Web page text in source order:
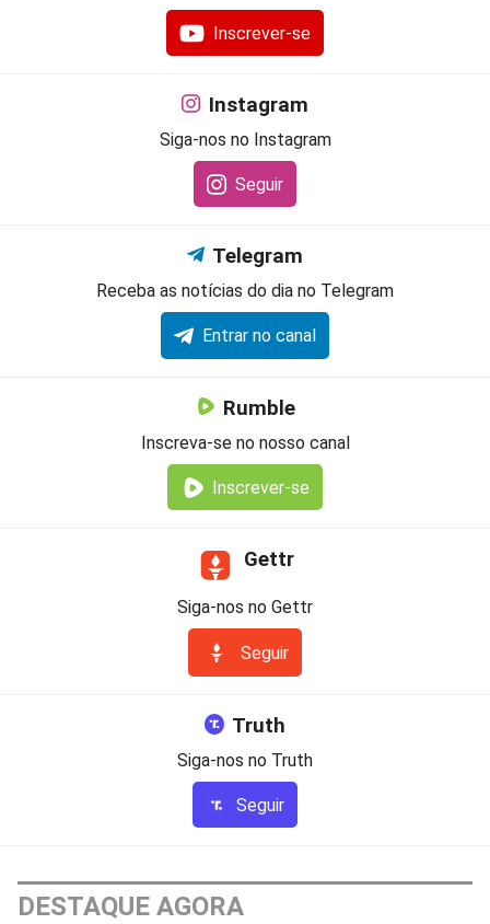
Inscrever-se
Instagram
Siga-nos no Instagram
Seguir
Telegram
Receba as notícias do dia no Telegram
Entrar no canal
Rumble
Inscreva-se no nosso canal
Inscrever-se
Gettr
Siga-nos no Gettr
Seguir
Truth
Siga-nos no Truth
Seguir
DESTAQUE AGORA